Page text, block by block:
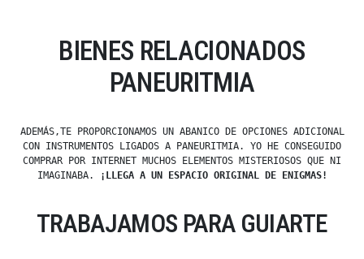
BIENES RELACIONADOS
PANEURITMIA
ADEMÁS,TE PROPORCIONAMOS UN ABANICO DE OPCIONES ADICIONAL
CON INSTRUMENTOS LIGADOS A PANEURITMIA. YO HE CONSEGUIDO
COMPRAR POR INTERNET MUCHOS ELEMENTOS MISTERIOSOS QUE NI
IMAGINABA.
¡LLEGA A UN ESPACIO ORIGINAL DE ENIGMAS!
TRABAJAMOS PARA GUIARTE